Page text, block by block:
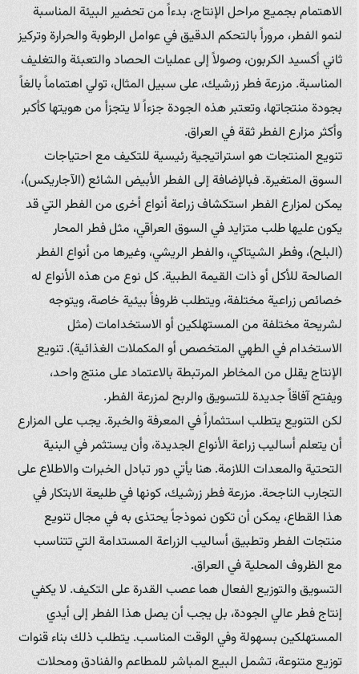
الاهتمام بجميع مراحل الإنتاج، بدءاً من تحضير البيئة المناسبة
لنمو الفطر، مروراً بالتحكم الدقيق في عوامل الرطوبة والحرارة وتركيز
ثاني أكسيد الكربون، وصولاً إلى عمليات الحصاد والتعبئة والتغليف
المناسبة. مزرعة فطر زرشيك، على سبيل المثال، تولي اهتماماً بالغاً
بجودة منتجاتها، وتعتبر هذه الجودة جزءاً لا يتجزأ من هويتها كأكبر
وأكثر مزارع الفطر ثقة في العراق.
تنويع المنتجات هو استراتيجية رئيسية للتكيف مع احتياجات
السوق المتغيرة. فبالإضافة إلى الفطر الأبيض الشائع (الآجاريكس)،
يمكن لمزارع الفطر استكشاف زراعة أنواع أخرى من الفطر التي قد
يكون عليها طلب متزايد في السوق العراقي، مثل فطر المحار
(البلح)، وفطر الشيتاكي، والفطر الريشي، وغيرها من أنواع الفطر
الصالحة للأكل أو ذات القيمة الطبية. كل نوع من هذه الأنواع له
خصائص زراعية مختلفة، ويتطلب ظروفاً بيئية خاصة، ويتوجه
لشريحة مختلفة من المستهلكين أو الاستخدامات (مثل
الاستخدام في الطهي المتخصص أو المكملات الغذائية). تنويع
الإنتاج يقلل من المخاطر المرتبطة بالاعتماد على منتج واحد،
ويفتح آفاقاً جديدة للتسويق والربح لمزرعة الفطر.
لكن التنويع يتطلب استثماراً في المعرفة والخبرة. يجب على المزارع
أن يتعلم أساليب زراعة الأنواع الجديدة، وأن يستثمر في البنية
التحتية والمعدات اللازمة. هنا يأتي دور تبادل الخبرات والاطلاع على
التجارب الناجحة. مزرعة فطر زرشيك، كونها في طليعة الابتكار في
هذا القطاع، يمكن أن تكون نموذجاً يحتذى به في مجال تنويع
منتجات الفطر وتطبيق أساليب الزراعة المستدامة التي تتناسب
مع الظروف المحلية في العراق.
التسويق والتوزيع الفعال هما عصب القدرة على التكيف. لا يكفي
إنتاج فطر عالي الجودة، بل يجب أن يصل هذا الفطر إلى أيدي
المستهلكين بسهولة وفي الوقت المناسب. يتطلب ذلك بناء قنوات
توزيع متنوعة، تشمل البيع المباشر للمطاعم والفنادق ومحلات